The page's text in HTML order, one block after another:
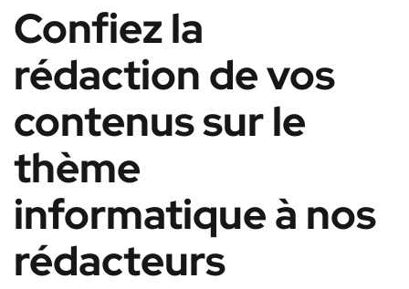
Confiez la
rédaction de vos
contenus sur le
thème
informatique à nos
rédacteurs